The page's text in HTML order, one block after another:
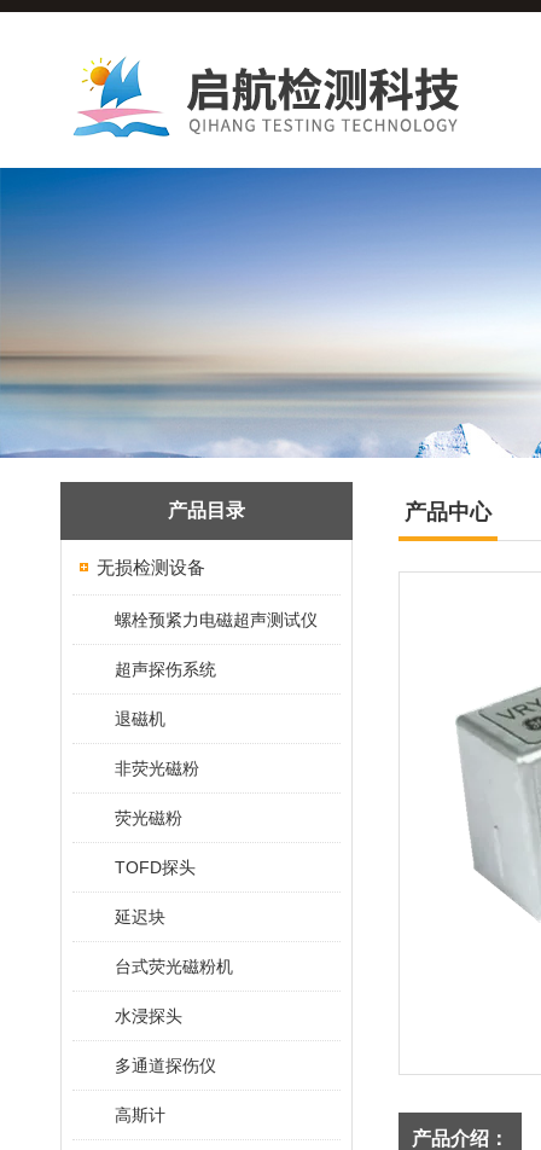
产品目录
无损检测设备
螺栓预紧力电磁超声测试仪
超声探伤系统
退磁机
非荧光磁粉
荧光磁粉
TOFD探头
延迟块
台式荧光磁粉机
水浸探头
多通道探伤仪
高斯计
产品中心
产品介绍：